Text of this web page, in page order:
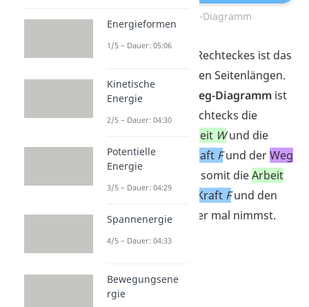
Kraft-Weg-Diagramm
Die Fläche eines Rechteckes ist das
Produkt der beiden Seitenlängen.
In einem
Kraft-Weg-Diagrammist
die Fläche des Rechtecks die
mechanische Arbeit Wund die
Seiten sind die
Kraft Fund derWeg
s.Du berechnest somit dieArbeit
W , indem du die Kraft Fund den
Weg smiteinander mal nimmst.
Energieformen
1/5 – Dauer: 05:06
Kinetische
Energie
2/5 – Dauer: 04:30
Potentielle
Energie
3/5 – Dauer: 04:29
Spannenergie
4/5 – Dauer: 04:33
Bewegungsene
rgie